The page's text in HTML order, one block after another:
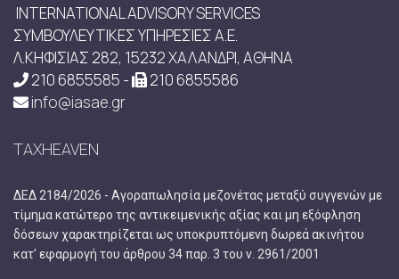
INTERNATIONAL ADVISORY SERVICES
ΣΥΜΒΟΥΛΕΥΤΙΚΕΣ ΥΠΗΡΕΣΙΕΣ Α.Ε.
Λ.ΚΗΦΙΣΙΑΣ 282, 15232 ΧΑΛΑΝΔΡΙ, ΑΘΗΝΑ
210 6855585 -
210 6855586
info@iasae.gr
TAXHEAVEN
ΔΕΔ 2184/2026 - Αγοραπωλησία μεζονέτας μεταξύ συγγενών με
τίμημα κατώτερο της αντικειμενικής αξίας και μη εξόφληση
δόσεων χαρακτηρίζεται ως υποκρυπτόμενη δωρεά ακινήτου
κατ' εφαρμογή του άρθρου 34 παρ. 3 του ν. 2961/2001